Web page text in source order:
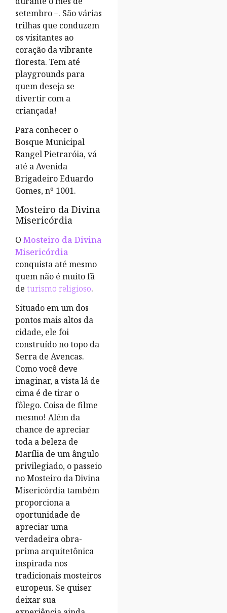
setembro –. São várias
trilhas que conduzem
os visitantes ao
coração da vibrante
floresta. Tem até
playgrounds para
quem deseja se
divertir com a
criançada!
Para conhecer o
Bosque Municipal
Rangel Pietraróia, vá
até a Avenida
Brigadeiro Eduardo
Gomes, nº 1001.
Mosteiro da Divina
Misericórdia
O Mosteiro da Divina
Misericórdia
conquista até mesmo
quem não é muito fã
de turismo religioso.
Situado em um dos
pontos mais altos da
cidade, ele foi
construído no topo da
Serra de Avencas.
Como você deve
imaginar, a vista lá de
cima é de tirar o
fôlego. Coisa de filme
mesmo! Além da
chance de apreciar
toda a beleza de
Marília de um ângulo
privilegiado, o passeio
no Mosteiro da Divina
Misericórdia também
proporciona a
oportunidade de
apreciar uma
verdadeira obra-
prima arquitetônica
inspirada nos
tradicionais mosteiros
europeus. Se quiser
deixar sua